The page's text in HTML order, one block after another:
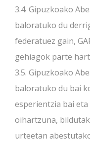
3.4. Gipuzkoako
baloratuko du
federatuez gain,
gehiagok parte
3.5. Gipuzkoako
baloratuko du bai
esperientzia bai
oihartzuna,
urteetan